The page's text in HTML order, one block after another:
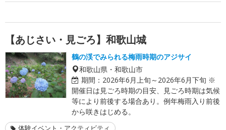
【あじさい・見ごろ】和歌山城
鶴の渓でみられる梅雨時期のアジサイ
和歌山県・和歌山市
期間： 2026年6月上旬～2026年6月下旬 ※
開催日は見ごろ時期の目安、見ごろ時期は気候
等により前後する場合あり。例年梅雨入り前後
から咲きはじめる。
体験イベント・アクティビティ